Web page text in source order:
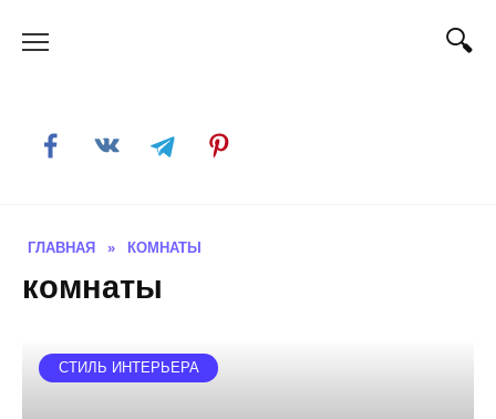
ГЛАВНАЯ » КОМНАТЫ
комнаты
СТИЛЬ ИНТЕРЬЕРА